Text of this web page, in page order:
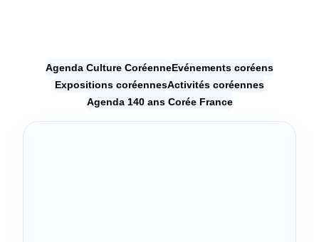
Agenda Culture CoréenneEvénements coréens
Expositions coréennesActivités coréennes
Agenda 140 ans Corée France